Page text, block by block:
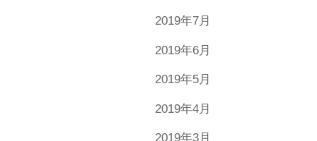
2019年7月
2019年6月
2019年5月
2019年4月
2019年3月